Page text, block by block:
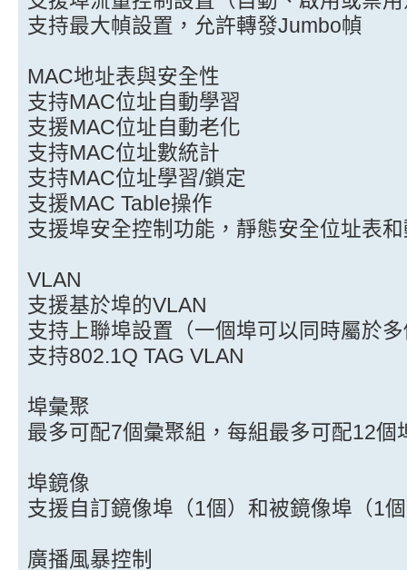
支持最大幀設置，允許轉發Jumbo幀
MAC地址表與安全性
支持MAC位址自動學習
支援MAC位址自動老化
支持MAC位址數統計
支持MAC位址學習/鎖定
支援MAC Table操作
支援埠安全控制功能，靜態安全位址表
VLAN
支援基於埠的VLAN
支持上聯埠設置（一個埠可以同時屬於
支持802.1Q TAG VLAN
埠彙聚
最多可配7個彙聚組，每組最多可配12個
埠鏡像
支援自訂鏡像埠（1個）和被鏡像埠（1
廣播風暴控制